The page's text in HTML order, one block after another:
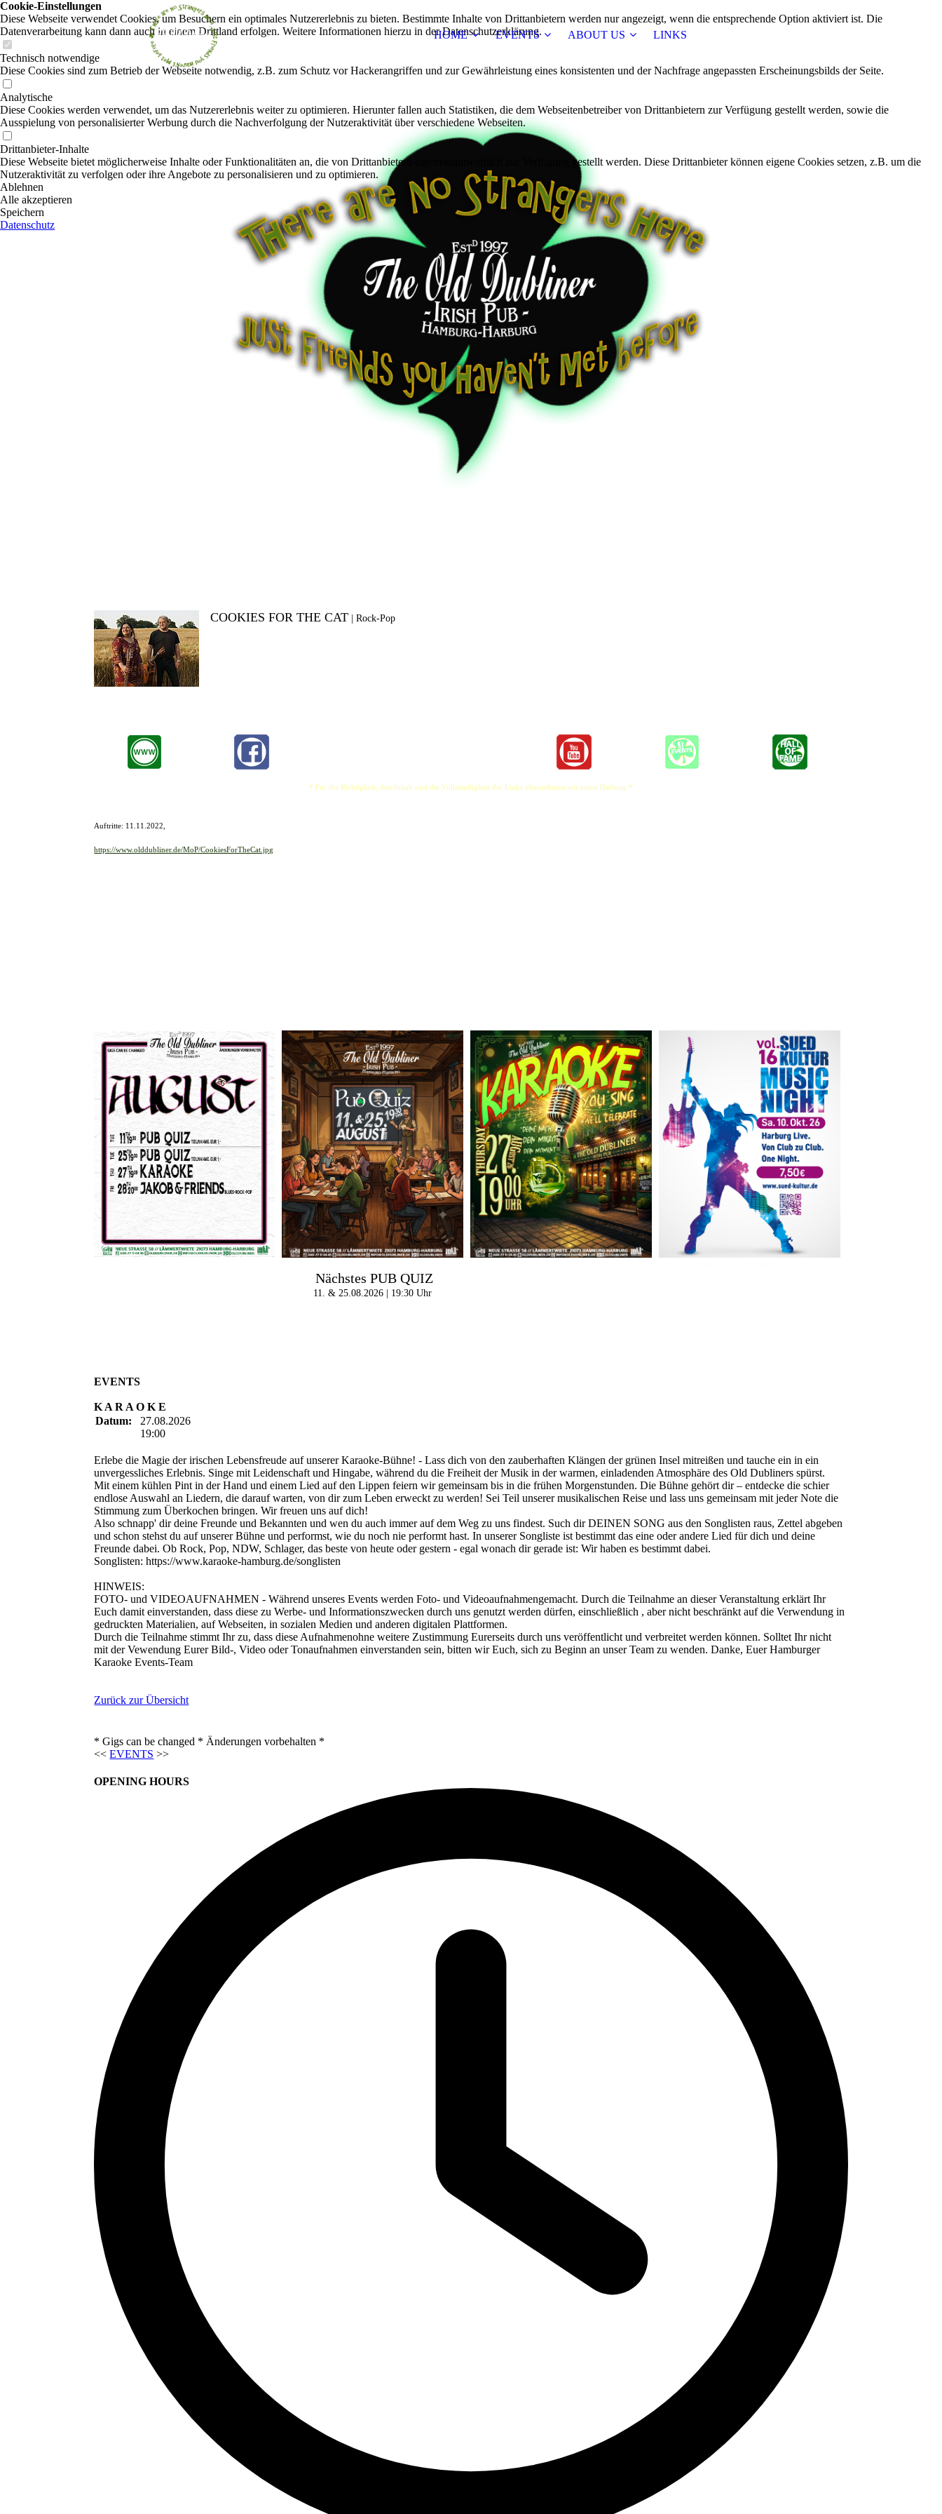
HOME EVENTS ABOUT US LINKS
COOKIES FOR THE CAT |Rock-Pop
* Für die Richtigkeit, den Inhalt und die Vollständigkeit der Links übernehmen wir keine Haftung *
Auftritte: 11.11.2022,
https://www.olddubliner.de/MoP/CookiesForTheCat.jpg
Nächstes PUB QUIZ
11. & 25.08.2026 | 19:30 Uhr
EVENTS
K A R A O K E
Datum:
27.08.2026
19:00
Erlebe die Magie der irischen Lebensfreude auf unserer Karaoke-Bühne! - Lass dich von den zauberhaften Klängen der grünen Insel mitreißen und tauche ein in ein
unvergessliches Erlebnis. Singe mit Leidenschaft und Hingabe, während du die Freiheit der Musik in der warmen, einladenden Atmosphäre des Old Dubliners spürst.
Mit einem kühlen Pint in der Hand und einem Lied auf den Lippen feiern wir gemeinsam bis in die frühen Morgenstunden. Die Bühne gehört dir – entdecke die schier
endlose Auswahl an Liedern, die darauf warten, von dir zum Leben erweckt zu werden! Sei Teil unserer musikalischen Reise und lass uns gemeinsam mit jeder Note die
Stimmung zum Überkochen bringen. Wir freuen uns auf dich!
Also schnapp' dir deine Freunde und Bekannten und wen du auch immer auf dem Weg zu uns findest. Such dir DEINEN SONG aus den Songlisten raus, Zettel abgeben
und schon stehst du auf unserer Bühne und performst, wie du noch nie performt hast. In unserer Songliste ist bestimmt das eine oder andere Lied für dich und deine
Freunde dabei. Ob Rock, Pop, NDW, Schlager, das beste von heute oder gestern - egal wonach dir gerade ist: Wir haben es bestimmt dabei.
Songlisten: https://www.karaoke-hamburg.de/songlisten
HINWEIS:
FOTO- und VIDEOAUFNAHMEN - Während unseres Events werden Foto- und Videoaufnahmengemacht. Durch die Teilnahme an dieser Veranstaltung erklärt Ihr
Euch damit einverstanden, dass diese zu Werbe- und Informationszwecken durch uns genutzt werden dürfen, einschließlich , aber nicht beschränkt auf die Verwendung in
gedruckten Materialien, auf Webseiten, in sozialen Medien und anderen digitalen Plattformen.
Durch die Teilnahme stimmt Ihr zu, dass diese Aufnahmenohne weitere Zustimmung Eurerseits durch uns veröffentlicht und verbreitet werden können. Solltet Ihr nicht
mit der Vewendung Eurer Bild-, Video oder Tonaufnahmen einverstanden sein, bitten wir Euch, sich zu Beginn an unser Team zu wenden. Danke, Euer Hamburger
Karaoke Events-Team
Zurück zur Übersicht
* Gigs can be changed * Änderungen vorbehalten *
<<EVENTS >>
OPENING HOURS
Cookie-Einstellungen
Diese Webseite verwendet Cookies, um Besuchern ein optimales Nutzererlebnis zu bieten. Bestimmte Inhalte von Drittanbietern werden nur angezeigt, wenn die entsprechende Option aktiviert ist. Die
Datenverarbeitung kann dann auch in einem Drittland erfolgen. Weitere Informationen hierzu in der Datenschutzerklärung.
Technisch notwendige
Diese Cookies sind zum Betrieb der Webseite notwendig, z.B. zum Schutz vor Hackerangriffen und zur Gewährleistung eines konsistenten und der Nachfrage angepassten Erscheinungsbilds der Seite.
Analytische
Diese Cookies werden verwendet, um das Nutzererlebnis weiter zu optimieren. Hierunter fallen auch Statistiken, die dem Webseitenbetreiber von Drittanbietern zur Verfügung gestellt werden, sowie die
Ausspielung von personalisierter Werbung durch die Nachverfolgung der Nutzeraktivität über verschiedene Webseiten.
Drittanbieter-Inhalte
Diese Webseite bietet möglicherweise Inhalte oder Funktionalitäten an, die von Drittanbietern eigenverantwortlich zur Verfügung gestellt werden. Diese Drittanbieter können eigene Cookies setzen, z.B. um die
Nutzeraktivität zu verfolgen oder ihre Angebote zu personalisieren und zu optimieren.
Ablehnen
Alle akzeptieren
Speichern
Datenschutz